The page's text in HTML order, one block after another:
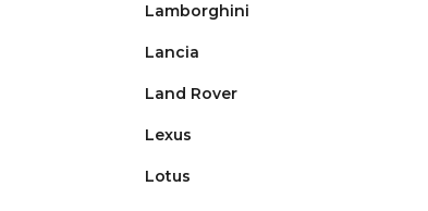
Lamborghini
Lancia
Land Rover
Lexus
Lotus